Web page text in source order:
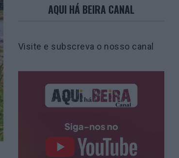
AQUI HÁ BEIRA CANAL
Visite e subscreva o nosso canal